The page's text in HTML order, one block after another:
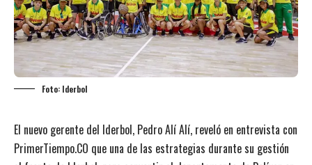
Foto: Iderbol
El nuevo gerente del Iderbol, Pedro Alí Alí, reveló en entrevista con
PrimerTiempo.CO que una de las estrategias durante su gestión